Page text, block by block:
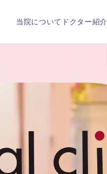
当院について ドクター紹介